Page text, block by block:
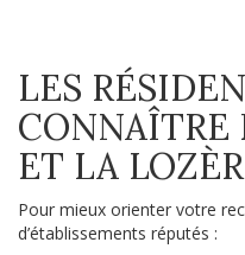
LES
CONNAÎTRE
ET LA
Pour mieux orienter votre
d’établissements réputés :